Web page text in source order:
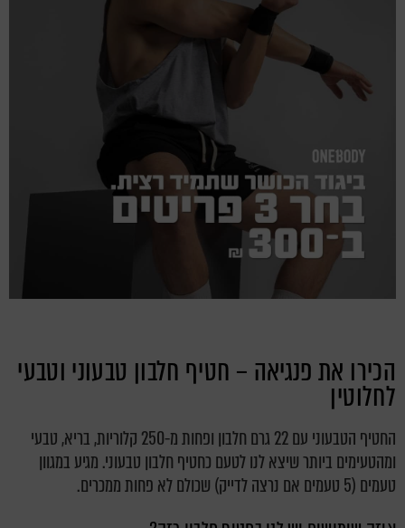
הכירו את פנגיאה – חטיף חלבון טבעוני וטבעי
לחלוטין
החטיף הטבעוני עם 22 גרם חלבון ופחות מ-250 קלוריות, בריא, טבעי
ומהטעימים ביותר שיצא לנו לטעם כחטיף חלבון טבעוני. מגיע במגוון
טעמים (5 טעמים אם נרצה לדייק) שכולם לא פחות ממכרים.